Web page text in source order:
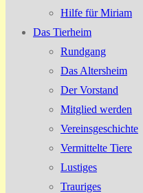
Hilfe für Miriam
Das Tierheim
Rundgang
Das Altersheim
Der Vorstand
Mitglied werden
Vereinsgeschichte
Vermittelte Tiere
Lustiges
Trauriges